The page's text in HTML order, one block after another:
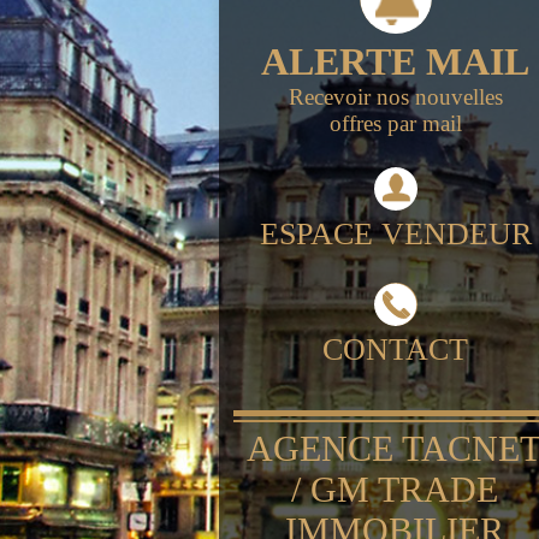
ALERTE MAIL
Recevoir nos nouvelles
offres par mail
ESPACE VENDEUR
CONTACT
AGENCE
/ GM TRADE
IMMOBILIER